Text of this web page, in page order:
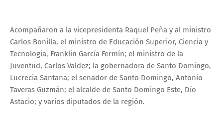
Acompañaron a la vicepresidenta Raquel Peña y al ministro
Carlos Bonilla, el ministro de Educación Superior, Ciencia y
Tecnología, Franklin García Fermín; el ministro de la
Juventud, Carlos Valdez; la gobernadora de Santo Domingo,
Lucrecia Santana; el senador de Santo Domingo, Antonio
Taveras Guzmán; el alcalde de Santo Domingo Este, Dío
Astacio; y varios diputados de la región.